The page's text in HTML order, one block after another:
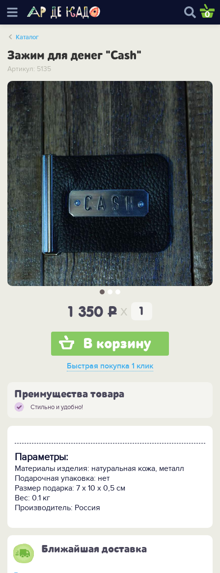
0
Каталог
Зажим для денег "Cash"
Артикул: 5135
1 350P x
В корзину
Быстрая покупка 1 клик
Преимущества товара
Стильно и удобно!
Параметры:
Материалы изделия: натуральная кожа, металл
Подарочная упаковка: нет
Размер подарка: 7 x 10 x 0,5 см
Вес: 0.1 кг
Производитель: Россия
Ближайшая доставка